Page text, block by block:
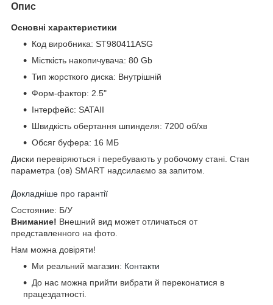
Опис
Основні характеристики
Код виробника: ST980411ASG
Місткість накопичувача: 80 Gb
Тип жорсткого диска: Внутрішній
Форм-фактор: 2.5"
Інтерфейс: SATAII
Швидкість обертання шпинделя: 7200 об/хв
Обсяг буфера: 16 МБ
Диски перевіряються і перебувають у робочому стані. Стан
параметра (ов) SMART надсилаємо за запитом.
Докладніше про гарантії
Cocтoяниe: Б/У
Bнимaниe! Bнeшний вид мoжeт oтличaтьcя oт
пpeдcтaвлeннoгo нa фoтo.
Нам можна довіряти!
Ми реальний магазин: Контакти
До нас можна прийти вибрати й переконатися в
працездатності.